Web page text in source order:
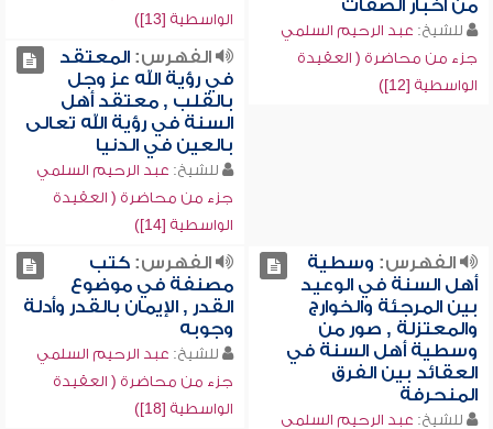
من أخبار الصفات
للشيخ: عبد الرحيم السلمي
جزء من محاضرة ( العقيدة
الواسطية [12])
الواسطية [13])
الفهرس:المعتقد
في رؤية الله عز وجل
بالقلب , معتقد أهل
السنة في رؤية الله تعالى
بالعين في الدنيا
للشيخ: عبد الرحيم السلمي
جزء من محاضرة ( العقيدة
الواسطية [14])
الفهرس: وسطية
أهل السنة في الوعيد
بين المرجئة والخوارج
والمعتزلة , صور من
وسطية أهل السنة في
العقائد بين الفرق
المنحرفة
للشيخ: عبد الرحيم السلمي
الفهرس:كتب
مصنفة في موضوع
القدر , الإيمان بالقدر وأدلة
وجوبه
للشيخ: عبد الرحيم السلمي
جزء من محاضرة ( العقيدة
الواسطية [18])